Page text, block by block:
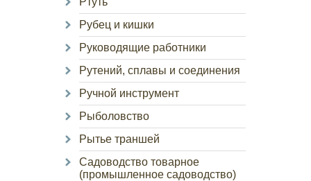
Рубец и кишки
Руководящие работники
Рутений, сплавы и соединения
Ручной инструмент
Рыболовство
Рытье траншей
Садоводство товарное
(промышленное садоводство)